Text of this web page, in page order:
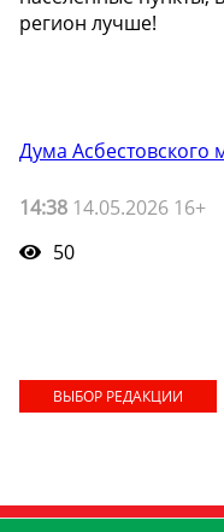
регион лучше!
Дума Асбестовского
14:38 14.05.2026 16+
50
ВЫБОР РЕДАКЦИИ